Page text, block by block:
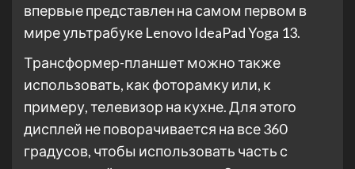
впервые представлен на самом первом в
мире ультрабуке Lenovo IdeaPad Yoga 13.
Трансформер-планшет можно также
использовать, как фоторамку или, к
примеру, телевизор на кухне. Для этого
дисплей не поворачивается на все 360
градусов, чтобы использовать часть с